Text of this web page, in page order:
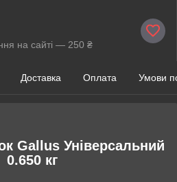
на сайті — 250 ₴
Доставка Оплата Умови
Gallus Універсальний
кг